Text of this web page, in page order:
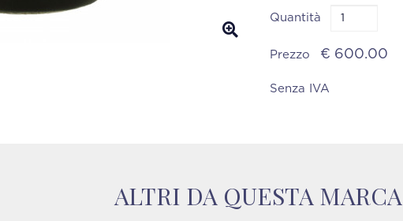
Quantità
Prezzo € 600.00
Senza IVA
ALTRI DA QUESTA MARCA